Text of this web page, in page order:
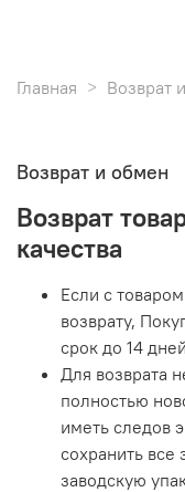
Главная Возврат
Возврат и обмен
Возврат
качества
Если с
возврату,
срок до 14
Для возврата
полностью
иметь следов
сохранить все
заводскую